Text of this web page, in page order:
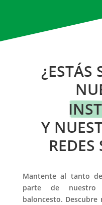
¿ESTÁS
REDES
Mantente al tanto
parte de nuestro
baloncesto.